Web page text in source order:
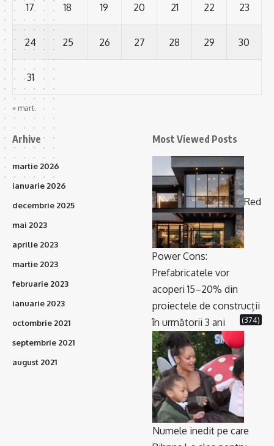
17 18 19 20 21 22 23
24 25 26 27 28 29 30
31
« mart.
Arhive
martie 2026
ianuarie 2026
decembrie 2025
mai 2023
aprilie 2023
martie 2023
februarie 2023
ianuarie 2023
octombrie 2021
septembrie 2021
august 2021
Most Viewed Posts
Red
Power Cons:
Prefabricatele vor
acoperi 15–20% din
proiectele de construcții
în următorii 3 ani
(374)
Numele inedit pe care